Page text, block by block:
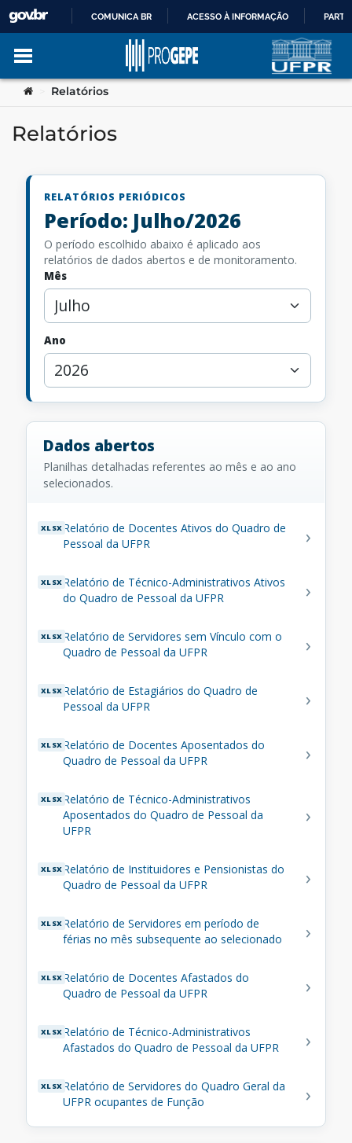
Ir para o conteúdo
IR
CONTEÚDO
COMUNICA BR ACESSO À INFORMAÇÃO
Você está aqui:
Relatórios
Relatórios